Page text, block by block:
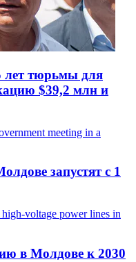
лет тюрьмы для
$39,2 млн и
запустят с 1
в Молдове к 2030